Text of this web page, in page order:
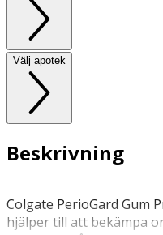
Välj apotek
Beskrivning
Colgate PerioGard Gum
hjälper till att bekämpa